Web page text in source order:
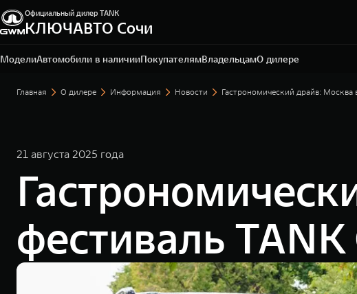
Официальный дилер TANK
КЛЮЧАВТО Сочи
МоделиАвтомобили в наличииПокупателямВладельцамО дилере
Сочи, ул. Кипарисовая, 16/1
+7 (862) 445-62-01
Главная О дилере Информация Новости Гастрономический драйв: Москва
21 августа 2025 года
фестиваль